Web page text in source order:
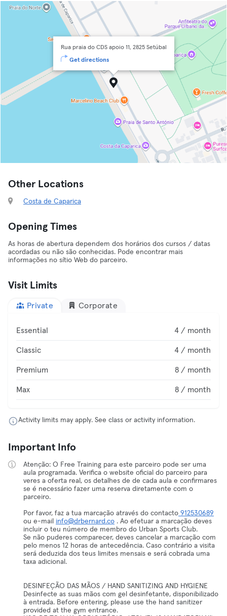
Rua praia do CDS apoio 11, 2825 Setúbal
Get directions
Other Locations
Costa de Caparica
Opening Times
As horas de abertura dependem dos horários dos cursos / datas
acordadas ou não são conhecidas. Pode encontrar mais
informações no sítio Web do parceiro.
Visit Limits
Private Corporate
Essential 4 / month
Classic 4 / month
Premium 8 / month
Max 8 / month
Activity limits may apply. See class or activity information.
Important Info
Atenção: O Free Training para este parceiro pode ser uma
aula programada. Verifica o website oficial do parceiro para
veres a oferta real, os detalhes de de cada aula e confirmares
se é necessário fazer uma reserva diretamente com o
parceiro.
Por favor, faz a tua marcação através do contacto 912530689
ou e-mail info@drbernard.co . Ao efetuar a marcação deves
incluir o teu número de membro do Urban Sports Club.
Se não puderes comparecer, deves cancelar a marcação com
pelo menos 12 horas de antecedência. Caso contrário a visita
será deduzida dos teus limites mensais e será cobrada uma
taxa adicional.
DESINFEÇÃO DAS MÃOS / HAND SANITIZING AND HYGIENE
Desinfecte as suas mãos com gel desinfetante, disponibilizado
à entrada. Before entering, please use the hand sanitizer
provided at the gym entrance.